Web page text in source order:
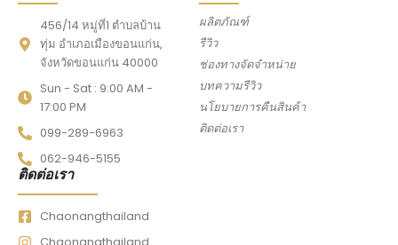
456/14 หมู่ที่1 ตำบลบ้าน
ทุ่ม อำเภอเมืองขอนแก่น,
จังหวัดขอนแก่น 40000
Sun - Sat : 9:00 AM -
17:00 PM
099-289-6963
062-946-5155
ผลิตภัณฑ์
รีวิว
ช่องทางจัดจำหน่าย
บทความรีวิว
นโยบายการคืนสินค้า
ติดต่อเรา
ติดต่อเรา
Chaonangthailand